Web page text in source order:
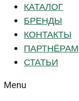
КАТАЛОГ
БРЕНДЫ
КОНТАКТЫ
ПАРТНЁРАМ
СТАТЬИ
Menu